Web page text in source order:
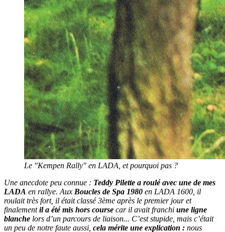
Le "Kempen Rally" en LADA, et pourquoi pas ?
Une anecdote peu connue : Teddy Pilette a roulé avec une de mes
LADA en rallye. Aux Boucles de Spa 1980 en LADA 1600, il
roulait très fort, il était classé 3ème après le premier jour et
finalementil a été mis hors course car il avait franchi une ligne
blanche lors d’un parcours de liaison... C’est stupide, mais c’était
un peu de notre faute aussi, cela mérite une explication : nous